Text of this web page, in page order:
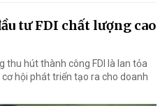
tư FDI chất lượng cao
hút thành công FDI là lan tỏa
hội phát triển tạo ra cho doanh